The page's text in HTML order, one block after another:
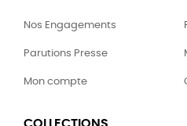
Nos Engagements
Parutions Presse
Mon compte